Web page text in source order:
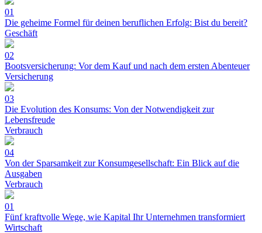
01
Die geheime Formel für deinen beruflichen Erfolg: Bist du bereit?
Geschäft
02
Bootsversicherung: Vor dem Kauf und nach dem ersten Abenteuer
Versicherung
03
Die Evolution des Konsums: Von der Notwendigkeit zur
Lebensfreude
Verbrauch
04
Von der Sparsamkeit zur Konsumgesellschaft: Ein Blick auf die
Ausgaben
Verbrauch
01
Fünf kraftvolle Wege, wie Kapital Ihr Unternehmen transformiert
Wirtschaft